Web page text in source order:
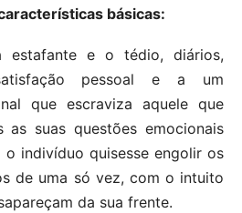
básicas:
estafante e o tédio, diários,
pessoal e a um
que escraviza aquele que
as suas questões emocionais
indivíduo quisesse engolir os
de uma só vez, com o intuito
da sua frente.